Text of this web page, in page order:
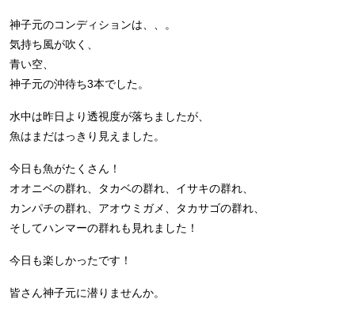
神子元のコンディションは、、。
気持ち風が吹く、
青い空、
神子元の沖待ち3本でした。
水中は昨日より透視度が落ちましたが、
魚はまだはっきり見えました。
今日も魚がたくさん！
オオニベの群れ、タカベの群れ、イサキの群れ、
カンパチの群れ、アオウミガメ、タカサゴの群れ、
そしてハンマーの群れも見れました！
今日も楽しかったです！
皆さん神子元に潜りませんか。